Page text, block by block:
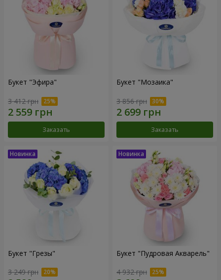
Букет "Эфира"
3 412 грн
Заказать
Букет "Мозаика"
3 856 грн
Заказать
Букет "Грезы"
3 249 грн
Букет "Пудровая Акварель"
4 932 грн